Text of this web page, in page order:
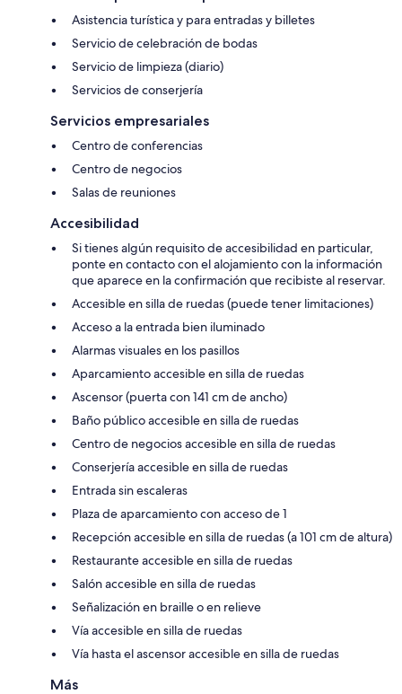
Asistencia turística y para entradas y billetes
Servicio de celebración de bodas
Servicio de limpieza (diario)
Servicios de conserjería
Servicios empresariales
Centro de conferencias
Centro de negocios
Salas de reuniones
Accesibilidad
Si tienes algún requisito de accesibilidad en particular,
ponte en contacto con el alojamiento con la información
que aparece en la confirmación que recibiste al reservar.
Accesible en silla de ruedas (puede tener limitaciones)
Acceso a la entrada bien iluminado
Alarmas visuales en los pasillos
Aparcamiento accesible en silla de ruedas
Ascensor (puerta con 141 cm de ancho)
Baño público accesible en silla de ruedas
Centro de negocios accesible en silla de ruedas
Conserjería accesible en silla de ruedas
Entrada sin escaleras
Plaza de aparcamiento con acceso de 1
Recepción accesible en silla de ruedas (a 101 cm de altura)
Restaurante accesible en silla de ruedas
Salón accesible en silla de ruedas
Señalización en braille o en relieve
Vía accesible en silla de ruedas
Vía hasta el ascensor accesible en silla de ruedas
Más